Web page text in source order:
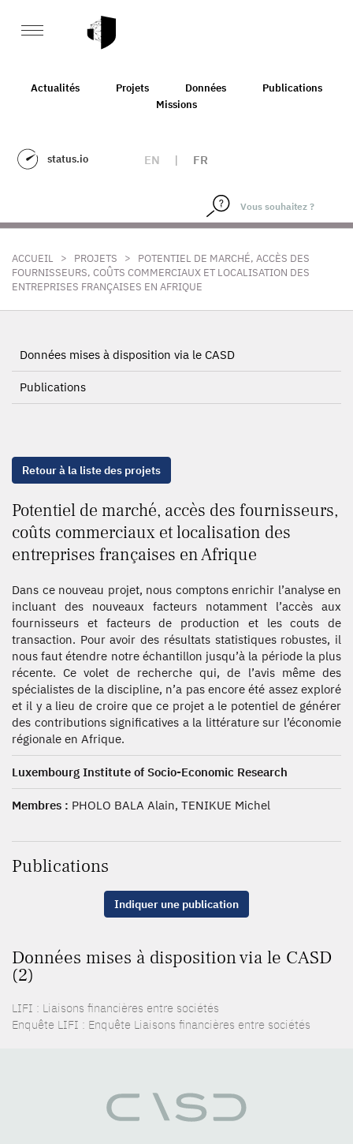
Actualités Projets Données
Publications
Missions
status.io EN | FR
ACCUEIL > PROJETS >
POTENTIEL DE MARCHÉ, ACCÈS DES
FOURNISSEURS, COÛTS COMMERCIAUX ET LOCALISATION DES
ENTREPRISES FRANÇAISES EN AFRIQUE
Données mises à disposition via le CASD
Publications
Retour à la liste des projets
Potentiel de marché, accès des fournisseurs,
coûts commerciaux et localisation des
entreprises françaises en Afrique
Dans ce nouveau projet, nous comptons enrichir l’analyse en
incluant des nouveaux facteurs notamment l’accès aux
fournisseurs et facteurs de production et les couts de
transaction. Pour avoir des résultats statistiques robustes, il
nous faut étendre notre échantillon jusqu’à la période la plus
récente. Ce volet de recherche qui, de l’avis même des
spécialistes de la discipline, n’a pas encore été assez exploré
et il y a lieu de croire que ce projet a le potentiel de générer
des contributions significatives a la littérature sur l’économie
régionale en Afrique.
Luxembourg Institute of Socio-Economic Research
Membres : PHOLO BALA Alain, TENIKUE Michel
Publications
Indiquer une publication
Données mises à disposition via le CASD
(2)
LIFI : Liaisons financières entre sociétés
Enquête LIFI : Enquête Liaisons financières entre sociétés